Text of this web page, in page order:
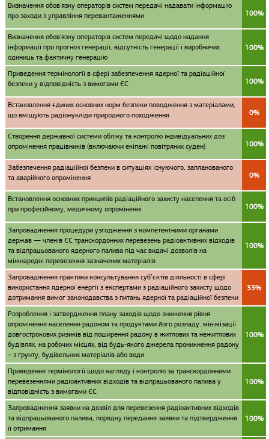
Визначення обов'язку операторів систем передачі надавати інформацію
про заходи з управління перевантаженнями
100%
Визначення обов'язку операторів систем передачі щодо надання
інформації про прогноз генерації, відсутність генерації і виробничих
одиниць та фактичну генерацію
100%
Приведення термінології в сфері забезпечення ядерної та радіаційної
безпеки у відповідність з вимогами ЄС
100%
Встановлення єдиних основних норм безпеки поводження з матеріалами,
що вміщують радіонукліди природного походження
0%
Створення державної системи обліку та контролю індивідуальних доз
опромінення працівників (включаючи екіпажі повітряних суден)
100%
Забезпечення радіаційної безпеки в ситуаціях існуючого, запланованого
та аварійного опромінення
0%
Встановлення основних принципів радіаційного захисту населення та осіб
при професійному, медичному опроміненні
100%
Запровадження процедури узгодження з компетентними органами
держав — членів ЄС транскордонних перевезень радіоактивних відходів
та відпрацьованого ядерного палива під час видачі дозволів на
міжнародні перевезення зазначених матеріалів
100%
Запровадження практики консультування суб’єктів діяльності в сфері
використання ядерної енергії з експертами з радіаційного захисту щодо
дотримання вимог законодавства з питань ядерної та радіаційної безпеки
33%
Розроблення і затвердження плану заходів щодо зниження рівня
опромінення населення радоном та продуктами його розпаду, мінімізації
довгострокових ризиків від поширення радону в житлових та нежитлових
будівлях, на робочих місцях, від будь-якого джерела проникнення радону
– з ґрунту, будівельних матеріалів або води
100%
Приведення термінології щодо нагляду і контролю за транскордонними
перевезеннями радіоактивних відходів та відпрацьованого палива у
відповідність з вимогами ЄС
100%
Запровадження заявки на дозвіл для перевезення радіоактивних відходів
та відпрацьованого палива, порядку передання заявки та підтвердження
її отримання
100%